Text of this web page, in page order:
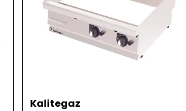
Kalitegaz